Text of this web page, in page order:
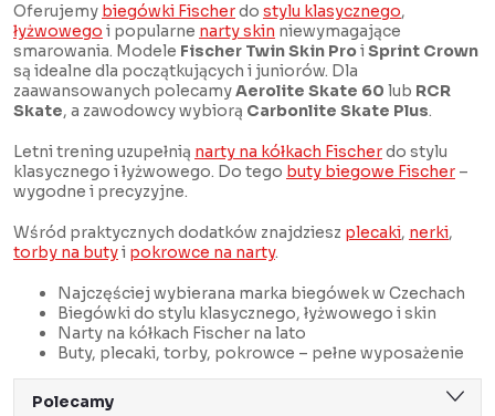
Oferujemy biegówki Fischerdo stylu klasycznego,
łyżwowego i popularne narty skin niewymagające
smarowania. Modele Fischer Twin Skin ProiSprint Crown
są idealne dla początkujących i juniorów. Dla
zaawansowanych polecamyAerolite Skate 60 lub RCR
Skate, a zawodowcy wybiorą Carbonlite Skate Plus.
Letni trening uzupełnią narty na kółkach Fischerdo stylu
klasycznego i łyżwowego. Do tego buty biegowe Fischer –
wygodne i precyzyjne.
Wśród praktycznych dodatków znajdziesz plecaki, nerki,
torby na butyi pokrowce na narty.
Najczęściej wybierana marka biegówek w Czechach
Biegówki do stylu klasycznego, łyżwowego i skin
Narty na kółkach Fischer na lato
Buty, plecaki, torby, pokrowce – pełne wyposażenie
Polecamy